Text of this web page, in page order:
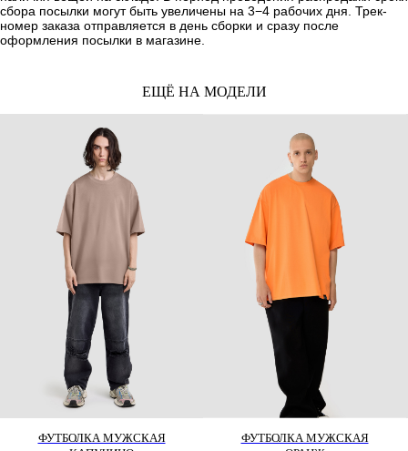
сбора посылки могут быть увеличены на 3−4 рабочих дня. Трек-
номер заказа отправляется в день сборки и сразу после
оформления посылки в магазине.
ЕЩЁ НА МОДЕЛИ
ФУТБОЛКА МУЖСКАЯ
ФУТБОЛКА МУЖСКАЯ
ПОМОЩЬ
Оплата
Доставка
БЫСТРАЯ СВЯЗЬ
+7 495 640 01 33
MAX
ТЕЛЕГРАММ